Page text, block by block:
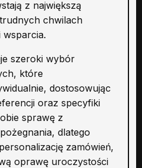
z największą
chwilach
wsparcia.
szeroki wybór
które
dostosowując
oraz specyfiki
sprawę z
dlatego
zamówień,
oprawę uroczystości